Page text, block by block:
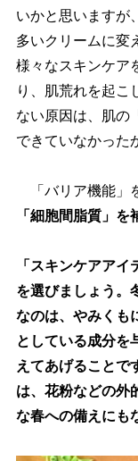
いかと思いますが
多いクリームに変
様々なスキンケア
り、肌荒れを起こ
ない原因は、肌の
できていなかった
「バリア機能」
「細胞間脂質」
「スキンケアア
を選びましょう。
なのは、やみくも
としている成分を
えてあげることで
は、花粉などの外
な春への備えにも